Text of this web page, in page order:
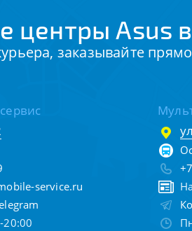
центры Asus
заказывайте
service.ru
20:00